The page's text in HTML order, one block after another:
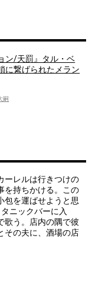
ン/天罰』タル・ベ
に繋げられたメラン
嗣
ーレルは行きつけの
を持ちかける。この
包を運ばせようと思
ニックバーに入
歌う。店内の隅で彼
その夫に、酒場の店